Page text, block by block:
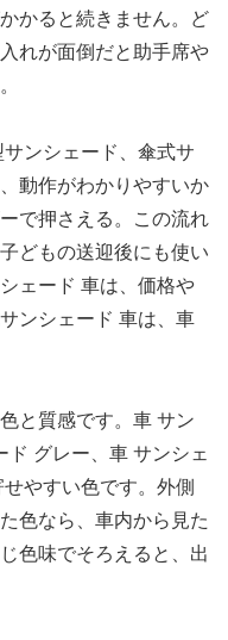
かると続きません。ど
れが面倒だと助手席や
ンシェード、傘式サ
動作がわかりやすいか
で押さえる。この流れ
どもの送迎後にも使い
ェード 車は、価格や
ンシェード 車は、車
と質感です。車 サン
ド グレー、車 サンシェ
やすい色です。外側
色なら、車内から見た
色味でそろえると、出